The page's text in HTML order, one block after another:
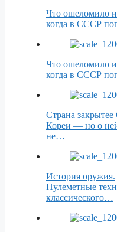
Что ошеломило
когда в СССР
Что ошеломило
когда в СССР
Страна
Кореи — но о
не…
История оружия.
Пулеметные
классического…